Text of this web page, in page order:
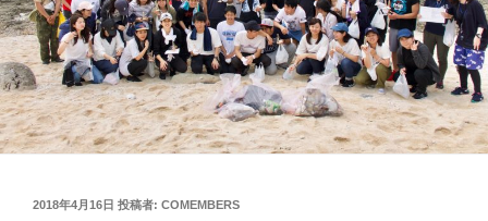
投
2018年4月16日 投稿者: COMEMBERS